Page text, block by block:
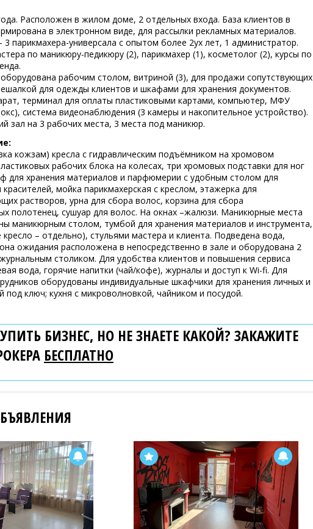
Расположен в жилом доме, 2 отдельных входа. База клиентов в
в электронном виде, для рассылки рекламных материалов.
3 парикмахера-универсала с опытом более 2ух лет, 1 администратор.
по маникюру-педикюру (2), парикмахер (1), косметолог (2), курсы по
рабочим столом, витриной (3), для продажи сопутствующих
для одежды клиентов и шкафами для хранения документов.
терминал для оплаты пластиковыми картами, компьютер, МФУ
система видеонаблюдения (3 камеры и накопительное устройство).
зал на 3 рабочих места, 3 места под маникюр.
кожзам) кресла с гидравлическим подъёмником на хромовом
рабочих блока на колесах, три хромовых подставки для ног
для хранения материалов и парфюмерии с удобным столом для
мойка парикмахерская с креслом, этажерка для
растворов, урна для сбора волос, корзина для сбора
полотенец, сушуар для волос. На окнах –жалюзи. Маникюрные места
маникюрным столом, тумбой для хранения материалов и инструмента,
– отдельно), стульями мастера и клиента. Подведена вода,
ожидания расположена в непосредственно в зале и оборудована 2
столиком. Для удобства клиентов и повышения сервиса
вода, горячие напитки (чай/кофе), журналы и доступ к Wi-fi. Для
оборудованы индивидуальные шкафчики для хранения личных и
под ключ; кухня с микроволновкой, чайником и посудой.
БИЗНЕС, НО НЕ ЗНАЕТЕ КАКОЙ? ЗАКАЖИТЕ
БЕСПЛАТНО